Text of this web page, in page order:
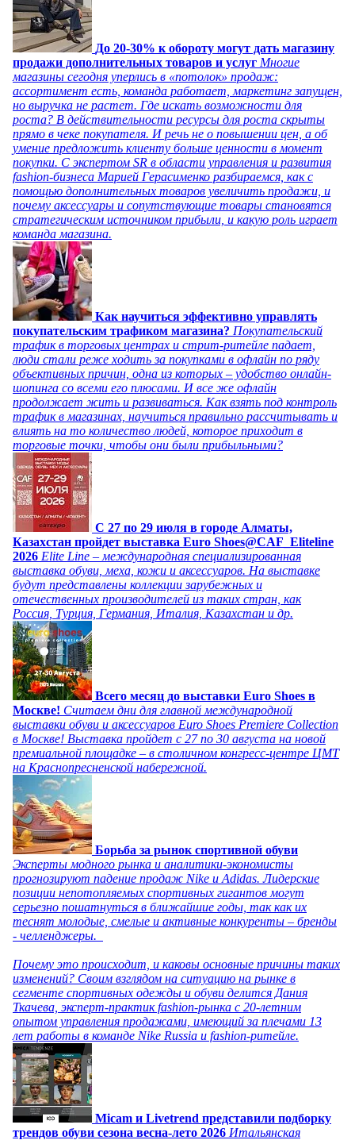
До 20-30% к обороту могут дать магазину
продажи дополнительных товаров и услуг Многие
магазины сегодня уперлись в «потолок» продаж:
ассортимент есть, команда работает, маркетинг запущен,
но выручка не растет. Где искать возможности для
роста? В действительности ресурсы для роста скрыты
прямо в чеке покупателя. И речь не о повышении цен, а об
умение предложить клиенту больше ценности в момент
покупки. С экспертом SR в области управления и развития
fashion-бизнеса Марией Герасименко разбираемся, как с
помощью дополнительных товаров увеличить продажи, и
почему аксессуары и сопутствующие товары становятся
стратегическим источником прибыли, и какую роль играет
команда магазина.
Как научиться эффективно управлять
покупательским трафиком магазина? Покупательский
трафик в торговых центрах и стрит-ритейле падает,
люди стали реже ходить за покупками в офлайн по ряду
объективных причин, одна из которых – удобство онлайн-
шопинга со всеми его плюсами. И все же офлайн
продолжает жить и развиваться. Как взять под контроль
трафик в магазинах, научиться правильно рассчитывать и
влиять на то количество людей, которое приходит в
торговые точки, чтобы они были прибыльными?
C 27 по 29 июля в городе Алматы,
Казахстан пройдет выставка Euro Shoes@CAF_Eliteline
2026 Elite Line – международная специализированная
выставка обуви, меха, кожи и аксессуаров. На выставке
будут представлены коллекции зарубежных и
отечественных производителей из таких стран, как
Россия, Турция, Германия, Италия, Казахстан и др.
Всего месяц до выставки Euro Shoes в
Москве! Считаем дни для главной международной
выставки обуви и аксессуаров Euro Shoes Premiere Collection
в Москве! Выставка пройдет с 27 по 30 августа на новой
премиальной площадке – в столичном конгресс-центре ЦМТ
на Краснопресненской набережной.
Борьба за рынок спортивной обуви
Эксперты модного рынка и аналитики-экономисты
прогнозируют падение продаж Nike и Adidas. Лидерские
позиции непотопляемых спортивных гигантов могут
серьезно пошатнуться в ближайшие годы, так как их
теснят молодые, смелые и активные конкуренты – бренды
- челленджеры.
Почему это происходит, и каковы основные причины таких
изменений? Своим взглядом на ситуацию на рынке в
сегменте спортивных одежды и обуви делится Дания
Ткачева, эксперт-практик fashion-рынка с 20-летним
опытом управления продажами, имеющий за плечами 13
лет работы в команде Nike Russia и fashion-ритейле.
Micam и Livetrend представили подборку
трендов обуви сезона весна-лето 2026 Итальянская